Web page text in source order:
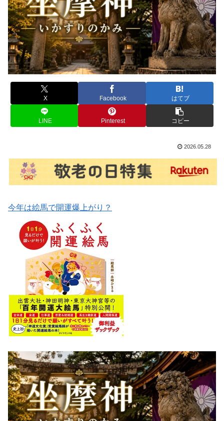
X Facebook はてブ
LINE Pinterest コピー
2026.05.28
今年は絵馬で開運爆上がり？